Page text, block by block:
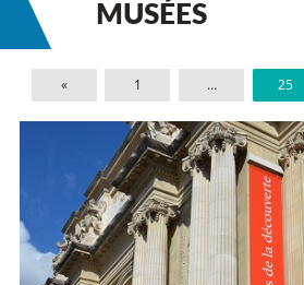
MUSÉES
« 1 … 25